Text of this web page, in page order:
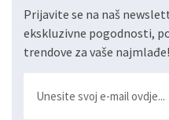
Prijavite se na naš
ekskluzivne pogodnosti,
trendove za vaše najmlađe!